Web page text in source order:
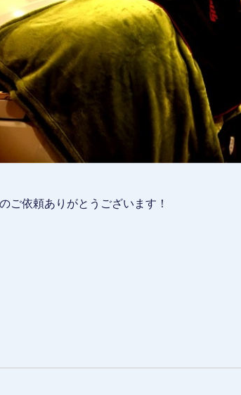
ご依頼ありがとうございます！